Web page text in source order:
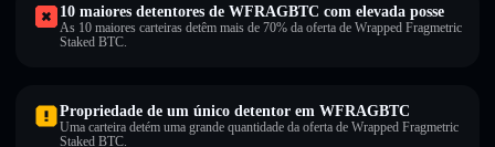
10 maiores detentores de WFRAGBTC com elevada posse
As 10 maiores carteiras detêm mais de 70% da oferta de Wrapped Fragmetric
Staked BTC.
Propriedade de um único detentor em WFRAGBTC
Uma carteira detém uma grande quantidade da oferta de Wrapped Fragmetric
Staked BTC.